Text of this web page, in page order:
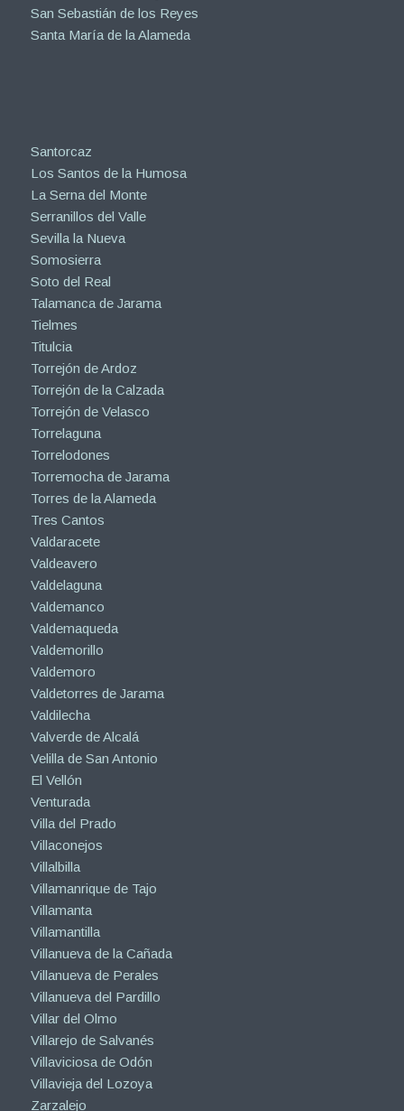
San Sebastián de los Reyes
Santa María de la Alameda
Santorcaz
Los Santos de la Humosa
La Serna del Monte
Serranillos del Valle
Sevilla la Nueva
Somosierra
Soto del Real
Talamanca de Jarama
Tielmes
Titulcia
Torrejón de Ardoz
Torrejón de la Calzada
Torrejón de Velasco
Torrelaguna
Torrelodones
Torremocha de Jarama
Torres de la Alameda
Tres Cantos
Valdaracete
Valdeavero
Valdelaguna
Valdemanco
Valdemaqueda
Valdemorillo
Valdemoro
Valdetorres de Jarama
Valdilecha
Valverde de Alcalá
Velilla de San Antonio
El Vellón
Venturada
Villa del Prado
Villaconejos
Villalbilla
Villamanrique de Tajo
Villamanta
Villamantilla
Villanueva de la Cañada
Villanueva de Perales
Villanueva del Pardillo
Villar del Olmo
Villarejo de Salvanés
Villaviciosa de Odón
Villavieja del Lozoya
Zarzalejo